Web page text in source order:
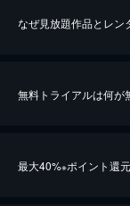
なぜ見放題作品とレン
無料トライアルは何が
最大40%※ポイント還